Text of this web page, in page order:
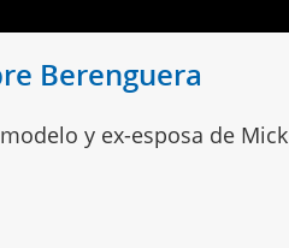
Berenguera
y ex-esposa de Mick